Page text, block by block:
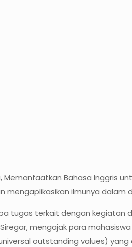
Memanfaatkan Bahasa Inggris
ilmunya dalam
tugas terkait dengan kegiatan
Siregar, mengajak para
outstanding values)